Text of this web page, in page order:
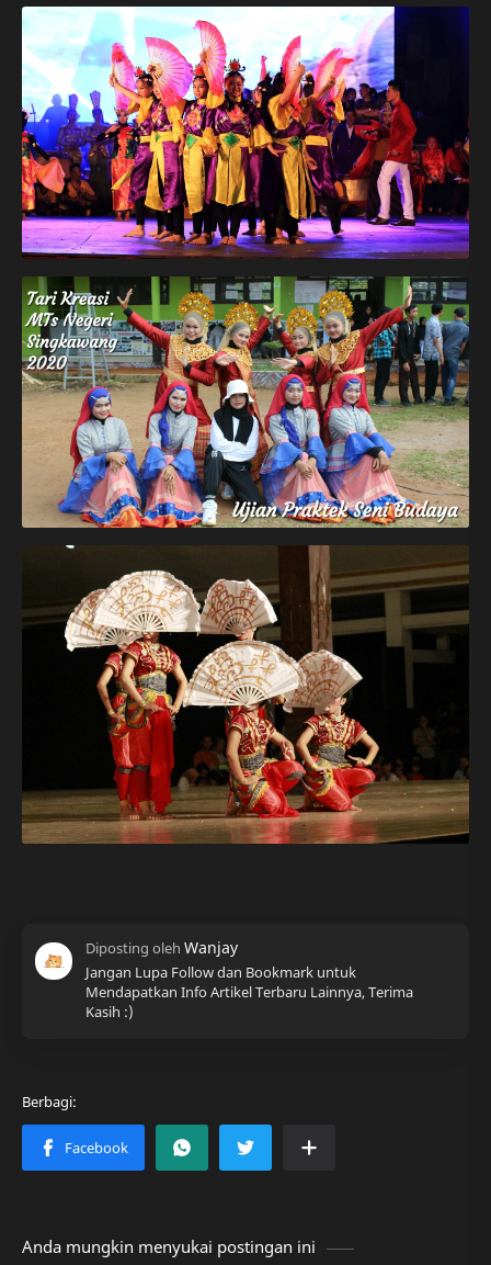
Jangan Lupa Follow dan Bookmark untuk
Mendapatkan Info Artikel Terbaru Lainnya, Terima
Kasih :)
Anda mungkin menyukai postingan ini